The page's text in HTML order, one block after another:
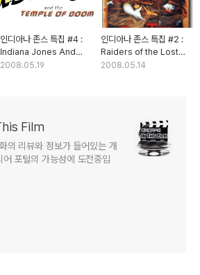
인디아나 존스 특집 #4 :
Indiana Jones And
The Temple Of Doom
2008.05.19
인디아나 존스 특집 #2 :
Raiders of the Lost
Ark (레이더스) - 2부
2008.05.14
Film
의 리뷰와 정보가 들어있는 개
포털의 가능성에 도전중입